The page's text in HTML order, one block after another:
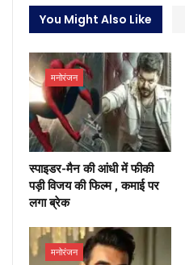
You Might Also Like
मनोरंजन
स्पाइडर-मैन की आंधी में फीकी
पड़ी विजय की फिल्म , कमाई पर
लगा ब्रेक
मनोरंजन